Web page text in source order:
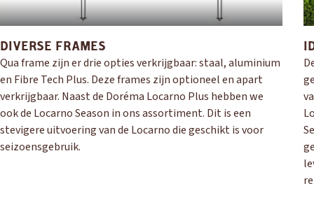
DIVERSE FRAMES
Qua frame zijn er drie opties verkrijgbaar: staal, aluminium
en Fibre Tech Plus. Deze frames zijn optioneel en apart
verkrijgbaar. Naast de Doréma Locarno Plus hebben we
ook de Locarno Season in ons assortiment. Dit is een
stevigere uitvoering van de Locarno die geschikt is voor
seizoensgebruik.
AdriaEribaHymerKnaus
HERPEN
Adria Bürstner CaravelairEasy Caravanning
Eura Mobil